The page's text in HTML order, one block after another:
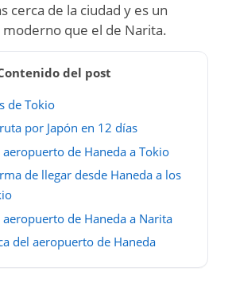
cerca de la ciudad y es un
que el de Narita.
del post
de Tokio
por Japón en 12 días
de Haneda a Tokio
de llegar desde Haneda a los
de Haneda a Narita
del aeropuerto de Haneda